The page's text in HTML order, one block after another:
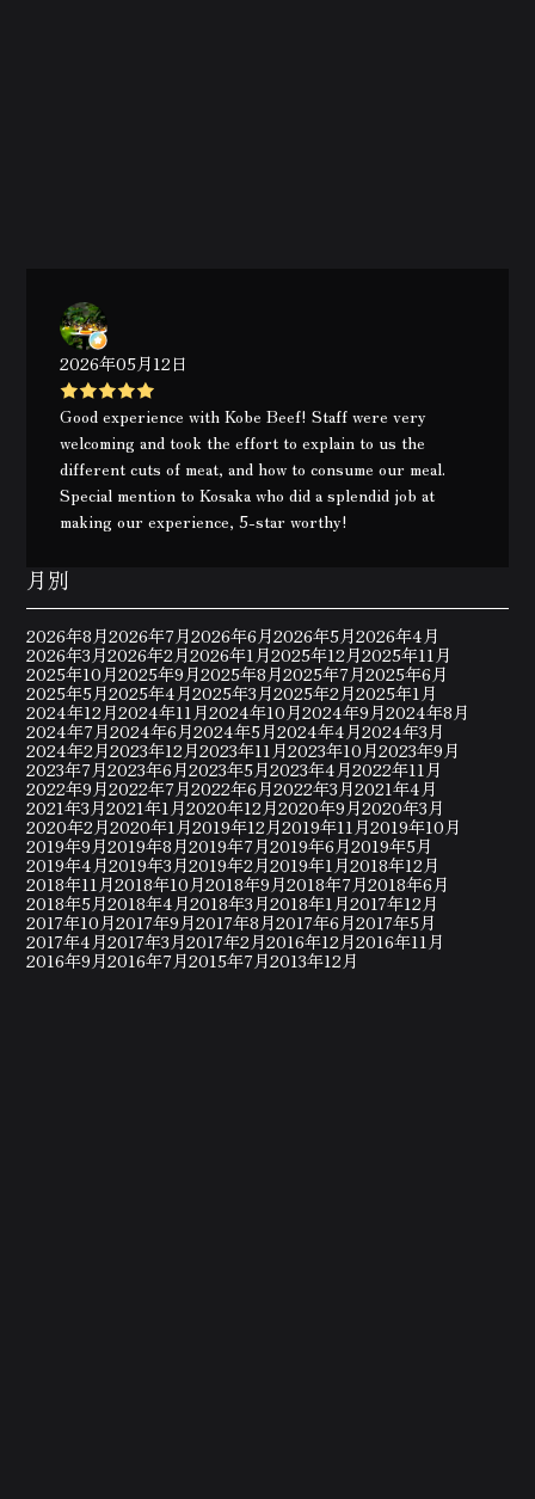
2026年05月12日
Good experience with Kobe Beef! Staff were very
welcoming and took the effort to explain to us the
different cuts of meat, and how to consume our meal.
Special mention to Kosaka who did a splendid job at
making our experience, 5-star worthy!
月別
2026年8月2026年7月2026年6月2026年5月2026年4月
2026年3月2026年2月2026年1月2025年12月2025年11月
2025年10月2025年9月2025年8月2025年7月2025年6月
2025年5月2025年4月2025年3月2025年2月2025年1月
2024年12月2024年11月2024年10月2024年9月2024年8月
2024年7月2024年6月2024年5月2024年4月2024年3月
2024年2月2023年12月2023年11月2023年10月2023年9月
2023年7月2023年6月2023年5月2023年4月2022年11月
2022年9月2022年7月2022年6月2022年3月2021年4月
2021年3月2021年1月2020年12月2020年9月2020年3月
2020年2月2020年1月2019年12月2019年11月2019年10月
2019年9月2019年8月2019年7月2019年6月2019年5月
2019年4月2019年3月2019年2月2019年1月2018年12月
2018年11月2018年10月2018年9月2018年7月2018年6月
2018年5月2018年4月2018年3月2018年1月2017年12月
2017年10月2017年9月2017年8月2017年6月2017年5月
2017年4月2017年3月2017年2月2016年12月2016年11月
2016年9月2016年7月2015年7月2013年12月